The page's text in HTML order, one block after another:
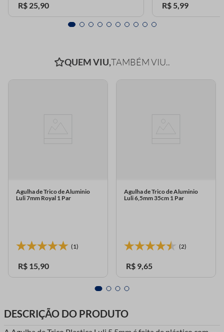
R$ 25,90 R$ 5,99
QUEM VIU,TAMBÉM VIU..
Agulha de Trico de Aluminio
Luli 7mm Royal 1 Par
(1)
R$ 15,90
Agulha de Trico de Aluminio
Luli 6,5mm 35cm 1 Par
(2)
R$ 9,65
DESCRIÇÃO DO PRODUTO